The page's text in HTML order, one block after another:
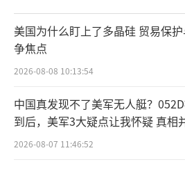
美国为什么盯上了多晶硅 贸易保
争焦点
2026-08-08 10:13:54
中国真发现不了美军无人艇？
到后，美军3大疑点让我怀疑 真相
如此
2026-08-07 11:46:52